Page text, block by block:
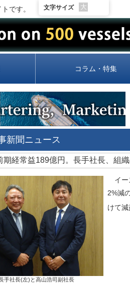
です。 文字サイズ 大
コラム・特集
事新聞ニュース
期経常益189億円。長手社長、組
手社長(左)と高山浩司副社長
イー
2%減
けて